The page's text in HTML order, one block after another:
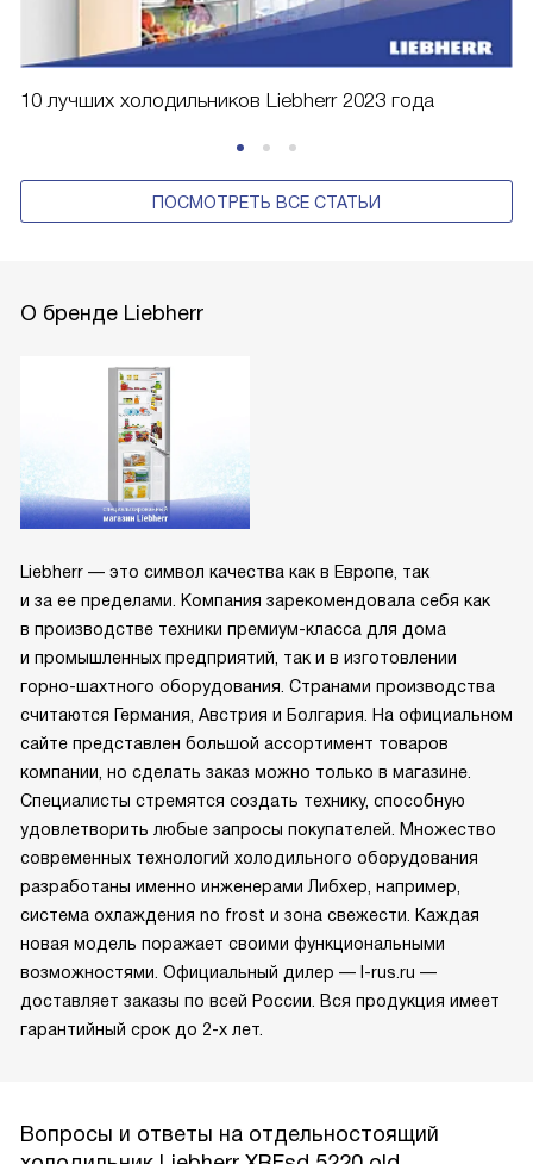
10 лучших холодильников Liebherr 2023 года
ПОСМОТРЕТЬ ВСЕ СТАТЬИ
О бренде Liebherr
Liebherr — это символ качества как в Европе, так
и за ее пределами. Компания зарекомендовала себя как
в производстве техники премиум-класса для дома
и промышленных предприятий, так и в изготовлении
горно-шахтного оборудования. Странами производства
считаются Германия, Австрия и Болгария. На официальном
сайте представлен большой ассортимент товаров
компании, но сделать заказ можно только в магазине.
Специалисты стремятся создать технику, способную
удовлетворить любые запросы покупателей. Множество
современных технологий холодильного оборудования
разработаны именно инженерами Либхер, например,
система охлаждения no frost и зона свежести. Каждая
новая модель поражает своими функциональными
возможностями. Официальный дилер — l-rus.ru —
доставляет заказы по всей России. Вся продукция имеет
гарантийный срок до 2-х лет.
Вопросы и ответы на отдельностоящий